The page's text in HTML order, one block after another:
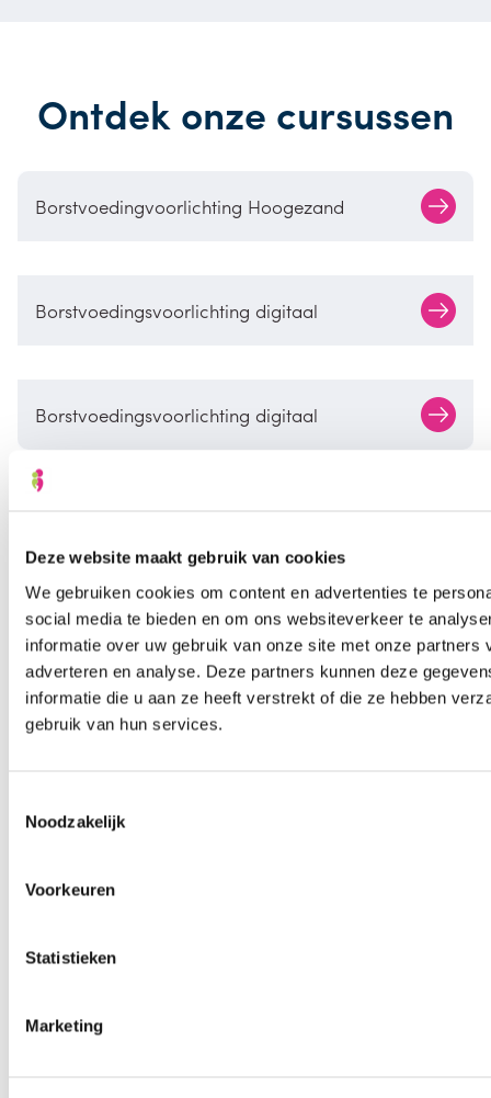
Deze website maakt gebruik van cookies
We gebruiken cookies om content en advertenties te
social media te bieden en om ons websiteverkeer te
informatie over uw gebruik van onze site met onze partners
adverteren en analyse. Deze partners kunnen deze
informatie die u aan ze heeft verstrekt of die ze hebben
gebruik van hun services.
Noodzakelijk
Voorkeuren
Statistieken
Marketing
Ontdek onze cursussen
Borstvoedingvoorlichting Hoogezand
Borstvoedingsvoorlichting digitaal
Borstvoedingsvoorlichting digitaal
050 - 366 64 22
Dag en nacht bereikbaar
Jouw e-mail wordt binnen 2 werkdagen
Snel naar